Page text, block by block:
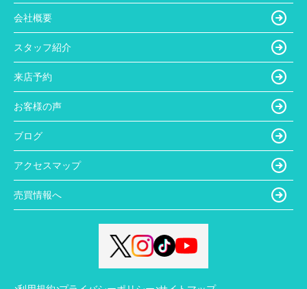
会社概要
スタッフ紹介
来店予約
お客様の声
ブログ
アクセスマップ
売買情報へ